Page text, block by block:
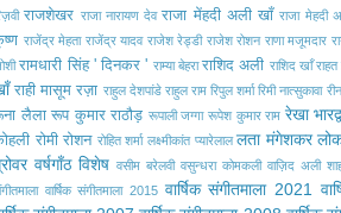
राजशेखर राजा नारायण देव राजा मेंहदी अली खाँ राजा मेहदी
राजेंद्र मेहता राजेंद्र यादव राजेश रेड्डी राजेश रोशन राणा मजूमदार
रामधारी सिंह ' दिनकर ' राम्या बेहरा राशिद अली राशिद खाँ राहत
राही मासूम रज़ा राहुल देशपांडे राहुल राम रिपुल शर्मा रिमी नात्सुकावा
लैला रूप कुमार राठौड़ रूपाली जग्गा रूपेश कुमार राम रेखा
रोमी रोशन रोहित शर्मा लक्ष्मीकांत प्यारेलाल लता मंगेशकर
वर्षगाँठ विशेष वसीम बरेलवी वसुन्धरा कोमकली वाज़िद अली
वार्षिक संगीतमाला 2015 वार्षिक संगीतमाला 2021